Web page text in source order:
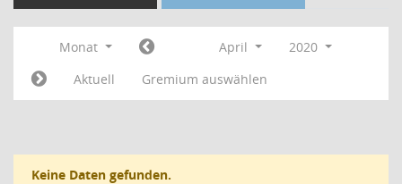
Monat April
2020
Aktuell
Gremium auswählen
Keine Daten gefunden.